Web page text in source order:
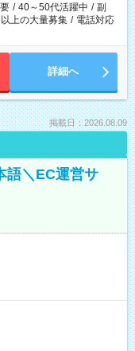
/ 40～50代活躍中 / 副
上の大量募集 / 電話対応
詳細へ
掲載日：2026.08.09
語＼EC運営サ